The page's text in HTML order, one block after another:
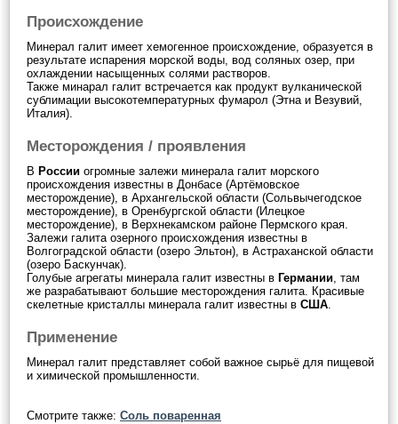
Происхождение
Минерал галит имеет хемогенное происхождение, образуется в
результате испарения морской воды, вод соляных озер, при
охлаждении насыщенных солями растворов.
Также минарал галит встречается как продукт вулканической
сублимации высокотемпературных фумарол (Этна и Везувий,
Италия).
Месторождения / проявления
В России огромные залежи минерала галит морского
происхождения известны в Донбасе (Артёмовское
месторождение), в Архангельской области (Сольвычегодское
месторождение), в Оренбургской области (Илецкое
месторождение), в Верхнекамском районе Пермского края.
Залежи галита озерного происхождения известны в
Волгоградской области (озеро Эльтон), в Астраханской области
(озеро Баскунчак).
Голубые агрегаты минерала галит известны в Германии, там
же разрабатывают большие месторождения галита. Красивые
скелетные кристаллы минерала галит известны в США.
Применение
Минерал галит представляет собой важное сырьё для пищевой
и химической промышленности.
Смотрите также: Соль поваренная